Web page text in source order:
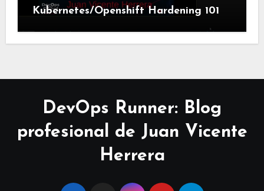
Kubernetes/Openshift Hardening 101
DevOps Runner: Blog
profesional de Juan Vicente
Herrera